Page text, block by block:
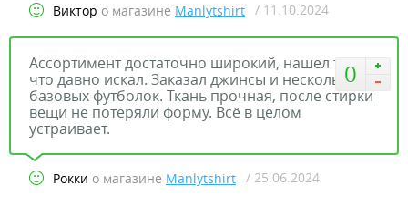
Виктор о магазине Manlytshirt / 11.10.2024
0
Ассортимент достаточно широкий, нашел то,
что давно искал. Заказал джинсы и несколько
базовых футболок. Ткань прочная, после стирки
вещи не потеряли форму. Всё в целом
устраивает.
Рокки о магазине Manlytshirt / 25.06.2024